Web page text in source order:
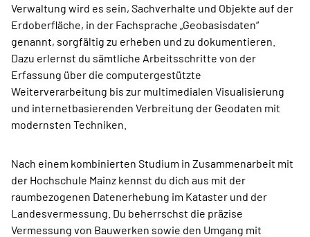
Verwaltung wird es sein, Sachverhalte und Objekte auf der
Erdoberfläche, in der Fachsprache „Geobasisdaten“
genannt, sorgfältig zu erheben und zu dokumentieren.
Dazu erlernst du sämtliche Arbeitsschritte von der
Erfassung über die computergestützte
Weiterverarbeitung bis zur multimedialen Visualisierung
und internetbasierenden Verbreitung der Geodaten mit
modernsten Techniken.
Nach einem kombinierten Studium in Zusammenarbeit mit
der Hochschule Mainz kennst du dich aus mit der
raumbezogenen Datenerhebung im Kataster und der
Landesvermessung. Du beherrschst die präzise
Vermessung von Bauwerken sowie den Umgang mit